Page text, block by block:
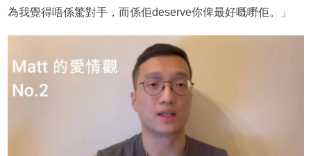
為我覺得唔係驚對手，而係佢deserve你俾最好嘅嘢佢。」